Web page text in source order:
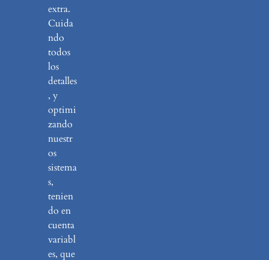
extra.
Cuida
ndo
todos
los
detalles
, y
optimi
zando
nuestr
os
sistema
s,
tenien
do en
cuenta
variabl
es, que